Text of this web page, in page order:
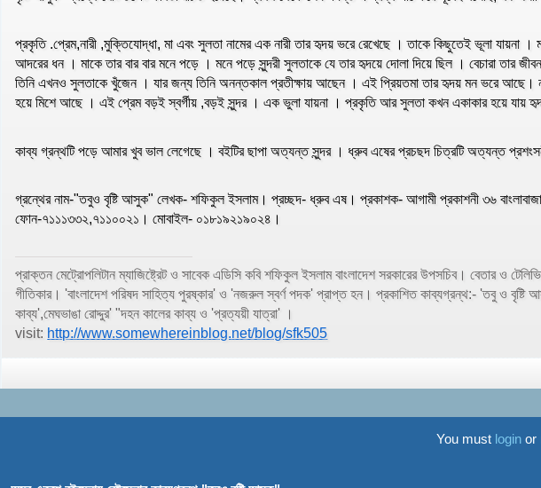
প্রকৃতি .প্রেম,নারী ,মুক্তিযোদ্ধা, মা এবং সুলতা নামের এক নারী তার হৃদয় ভরে রেখেছে । তাকে কিছুতেই ভূলা যায়না
আদরের ধন । মাকে তার বার বার মনে পড়ে । মনে পড়ে সুন্দরী সুলতাকে যে তার হৃদয়ে দোলা দিয়ে ছিল । বেচারা তার
তিনি এখনও সুলতাকে খুঁজেন । যার জন্য তিনি অনন্তকাল প্রতীক্ষায় আছেন । এই প্রিয়তমা তার হৃদয় মন ভরে
হয়ে মিশে আছে । এই প্রেম বড়ই স্বর্গীয় ,বড়ই সুন্দর । এক ভুলা যায়না । প্রকৃতি আর সুলতা কখন একাকার হয়ে যায়
কাব্য গ্রন্থটি পড়ে আমার খুব ভাল লেগেছে । বইটির ছাপা অত্যন্ত সুন্দর । ধ্রুব এষের প্রচছদ চিত্রটি অত্যন্ত
গ্রন্থের নাম-"তবুও বৃষ্টি আসুক" লেখক- শফিকুল ইসলাম। প্রচ্ছদ- ধ্রুব এষ। প্রকাশক- আগামী প্রকাশনী ৩৬
ফোন-৭১১১৩৩২,৭১১০০২১। মোবাইল- ০১৮১৯২১৯০২৪।
প্রাক্তন মেট্রোপলিটান ম্যাজিষ্ট্রেট ও সাবেক এডিসি কবি শফিকুল ইসলাম বাংলাদেশ সরকারের উপসচিব। বেতার ও
গীতিকার। 'বাংলাদেশ পরিষদ সাহিত্য পুরষ্কার' ও 'নজরুল স্বর্ণ পদক' প্রাপ্ত হন। প্রকাশিত কাব্যগ্রন্থ:- 'তবু ও বৃষ্টি
কাব্য',মেঘভাঙা রোদ্দুর' "দহন কালের কাব্য ও 'প্রত্যয়ী যাত্রা' ।
visit: http://www.somewhereinblog.net/blog/sfk505
You must loginor